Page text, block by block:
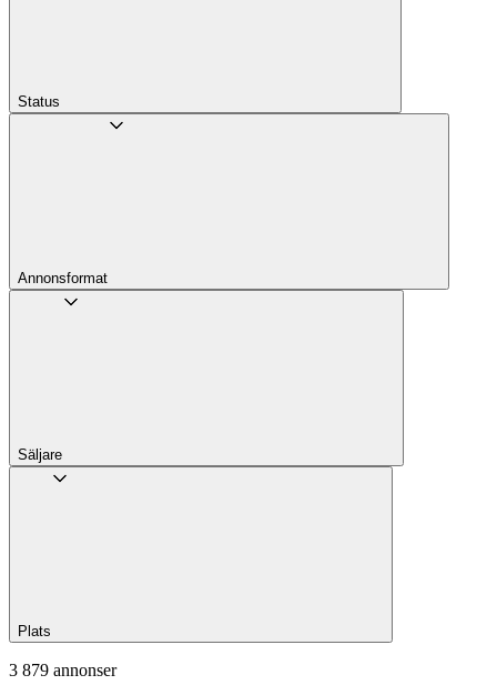
Status
Annons­format
Säljare
Plats
3 879 annonser